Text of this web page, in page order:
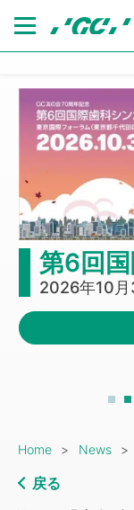
main
第6回
2026年10
Home News
戻る